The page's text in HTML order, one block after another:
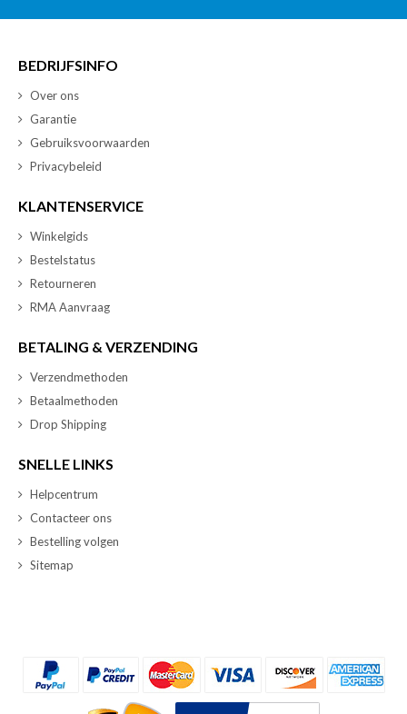
BEDRIJFSINFO
Over ons
Garantie
Gebruiksvoorwaarden
Privacybeleid
KLANTENSERVICE
Winkelgids
Bestelstatus
Retourneren
RMA Aanvraag
BETALING & VERZENDING
Verzendmethoden
Betaalmethoden
Drop Shipping
SNELLE LINKS
Helpcentrum
Contacteer ons
Bestelling volgen
Sitemap